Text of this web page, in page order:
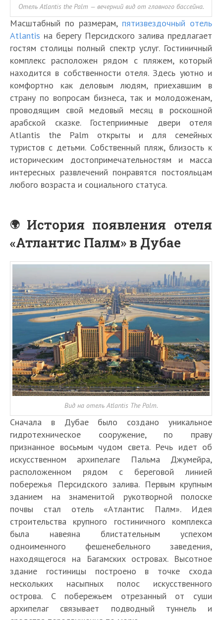
Отель Atlantis the Palm — вечерний вид от главного бассейна.
Масштабный по размерам, пятизвездочный отель
Atlantis на берегу Персидского залива предлагает
гостям столицы полный спектр услуг. Гостиничный
комплекс расположен рядом с пляжем, который
находится в собственности отеля. Здесь уютно и
комфортно как деловым людям, приехавшим в
страну по вопросам бизнеса, так и молодоженам,
проводящим свой медовый месяц в роскошной
арабской сказке. Гостеприимные двери отеля
Atlantis the Palm открыты и для семейных
туристов с детьми. Собственный пляж, близость к
историческим достопримечательностям и масса
интересных развлечений понравятся постояльцам
любого возраста и социального статуса.
История появления отеля
«Атлантис Палм» в Дубае
Вид на отель Atlantis The Palm.
Сначала в Дубае было создано уникальное
гидротехническое сооружение, по праву
признанное восьмым чудом света. Речь идет об
искусственном архипелаге Пальма Джумейра,
расположенном рядом с береговой линией
побережья Персидского залива. Первым крупным
зданием на знаменитой рукотворной полоске
почвы стал отель «Атлантис Палм». Идея
строительства крупного гостиничного комплекса
была навеяна блистательным успехом
одноименного фешенебельного заведения,
находящегося на Багамских островах. Высотное
здание гостиницы построено в точке схода
нескольких насыпных полос искусственного
острова. С побережьем отрезанный от суши
архипелаг связывает подводный туннель и